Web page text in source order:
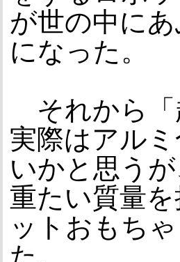
が世の中に
になった。
それから「
実際はアル
いかと思う
重たい質量
ットおもち